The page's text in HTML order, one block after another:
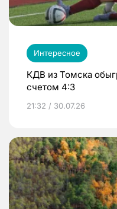
Интересное
КДВ из Томска
счетом 4:3
21:32 / 30.07.26